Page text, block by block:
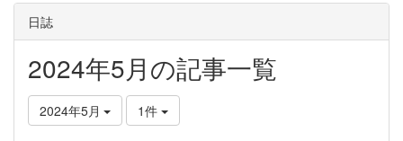
日誌
2024年5月の記事一覧
2024年5月 1件